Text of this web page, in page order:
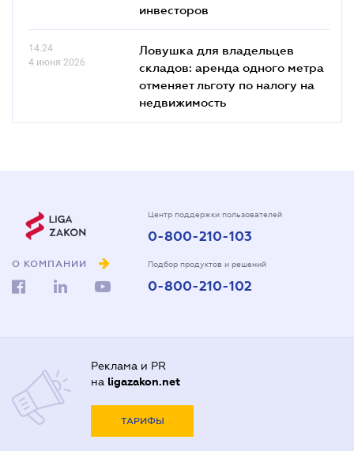
инвесторов
14.24
4 июня 2026
Ловушка для владельцев
складов: аренда одного метра
отменяет льготу по налогу на
недвижимость
О КОМПАНИИ
Центр поддержки пользователей
0-800-210-103
Подбор продуктов и решений
0-800-210-102
Реклама и PR
на ligazakon.net
ТАРИФЫ